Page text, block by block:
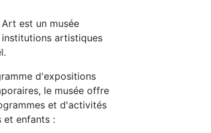
est un musée
artistiques
d'expositions
le musée offre
et d'activités
et enfants :